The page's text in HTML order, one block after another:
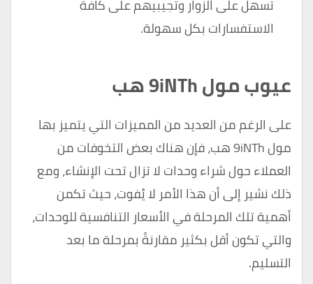
تسهل على الزوار وتجيبيهم على كافة
الاستفسارات بكل سهولة.
عيوب مول 9iNTh هب
على الرغم من العديد من المميزات التي يتميز بها
مول 9iNTh هب، فإن هناك بعض التخوفات من
العملاء حول شراء وحدات لا تزال تحت الإنشاء، ومع
ذلك نشير إلى أن هذا الأمر لا يُفوت، حيث تكمن
أهمية تلك المرحلة في الأسعار التنافسية للوحدات،
والتي تكون أقل بكثير مقارنةً بمرحلة ما بعد
التسليم.